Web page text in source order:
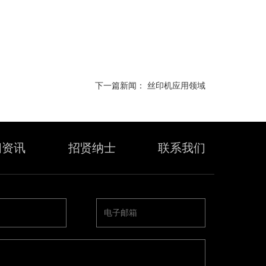
下一篇新闻： 丝印机应用领域
讯 招贤纳士 联系我们